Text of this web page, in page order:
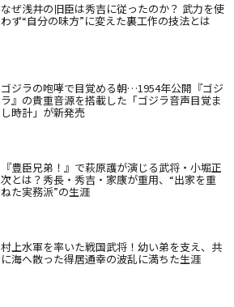
なぜ浅井の旧臣は秀吉に従ったのか？ 武力を使
わず“自分の味方”に変えた裏工作の技法とは
ゴジラの咆哮で目覚める朝…1954年公開『ゴジ
ラ』の貴重音源を搭載した「ゴジラ音声目覚ま
し時計」が新発売
『豊臣兄弟！』で萩原護が演じる武将・小堀正
次とは？秀長・秀吉・家康が重用、“出家を重
ねた実務派”の生涯
村上水軍を率いた戦国武将！幼い弟を支え、共
に海へ散った得居通幸の波乱に満ちた生涯